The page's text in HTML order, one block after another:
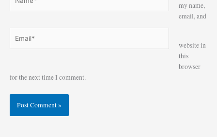
my name,
email, and
website in
this
browser
for the next time I comment.